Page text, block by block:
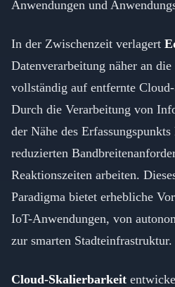
Anwendungen und
In der Zwischenzeit verlagert
Datenverarbeitung näher an
vollständig auf entfernte
Durch die Verarbeitung von
der Nähe des
reduzierten
Reaktionszeiten arbeiten.
Paradigma bietet erhebliche
IoT-Anwendungen, von
zur smarten Stadteinfrastruktur.
Cloud-Skalierbarkeit